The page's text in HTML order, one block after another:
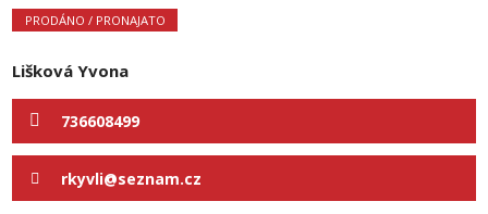
PRODÁNO / PRONAJATO
Lišková Yvona
736608499
rkyvli@seznam.cz